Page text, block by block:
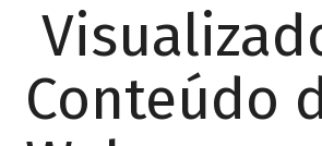
Conteúdo